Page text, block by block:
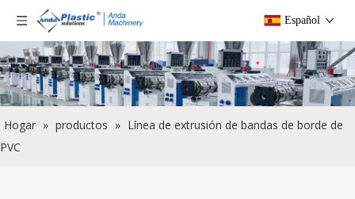
Español
Hogar » productos » Línea de extrusión de bandas de borde de
PVC